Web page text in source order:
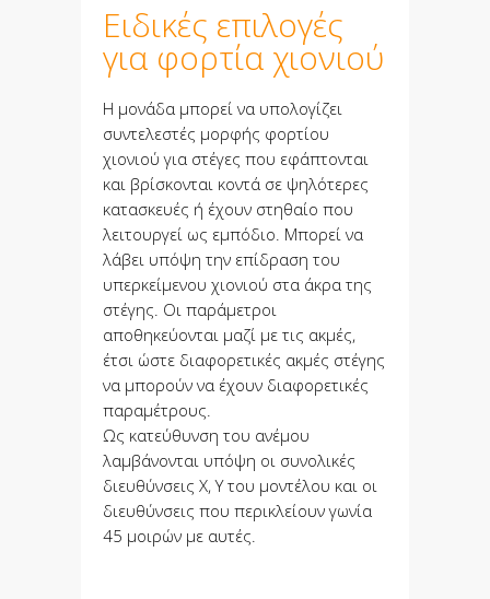
Ειδικές επιλογές
για φορτία χιονιού
Η μονάδα μπορεί να υπολογίζει
συντελεστές μορφής φορτίου
χιονιού για στέγες που εφάπτονται
και βρίσκονται κοντά σε ψηλότερες
κατασκευές ή έχουν στηθαίο που
λειτουργεί ως εμπόδιο. Μπορεί να
λάβει υπόψη την επίδραση του
υπερκείμενου χιονιού στα άκρα της
στέγης. Οι παράμετροι
αποθηκεύονται μαζί με τις ακμές,
έτσι ώστε διαφορετικές ακμές στέγης
να μπορούν να έχουν διαφορετικές
παραμέτρους.
Ως κατεύθυνση του ανέμου
λαμβάνονται υπόψη οι συνολικές
διευθύνσεις X, Y του μοντέλου και οι
διευθύνσεις που περικλείουν γωνία
45 μοιρών με αυτές.